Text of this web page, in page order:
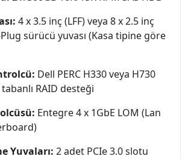
4 x 3.5 inç (LFF) veya 8 x 2.5 inç
Plug sürücü yuvası (Kasa tipine göre
Dell PERC H330 veya H730
RAID desteği
Entegre 4 x 1GbE LOM (Lan
Yuvaları: 2 adet PCIe 3.0 slotu